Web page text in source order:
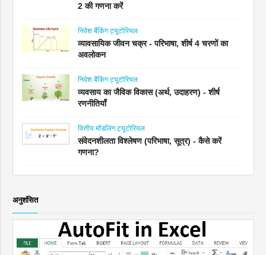
2 की गणना करें
निवेश बैंकिंग ट्यूटोरियल
व्यावसायिक जीवन चक्र - परिभाषा, शीर्ष 4 चरणों का
अवलोकन
निवेश बैंकिंग ट्यूटोरियल
व्यवसाय का जैविक विकास (अर्थ, उदाहरण) - शीर्ष
रणनीतियाँ
वित्तीय मॉडलिंग ट्यूटोरियल
संवेदनशीलता विश्लेषण (परिभाषा, सूत्र) - कैसे करें
गणना?
अनुशंसित